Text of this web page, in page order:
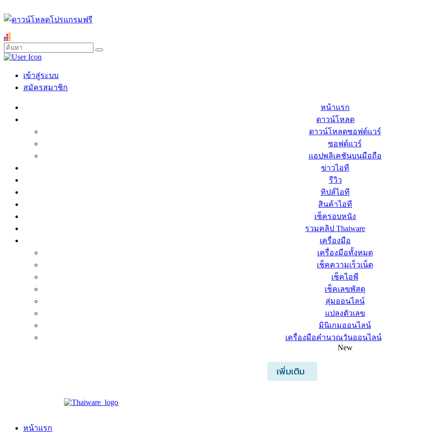
เข้าสู่ระบบ
สมัครสมาชิก
หน้าแรก
ดาวน์โหลด
ดาวน์โหลดซอฟต์แวร์
ซอฟต์แวร์
แอปพลิเคชันบนมือถือ
ข่าวไอที
รีวิว
ทิปส์ไอที
สินค้าไอที
เช็ครอบหนัง
รวมคลิป Thaiware
เครื่องมือ
เครื่องมือทั้งหมด
เช็คความเร็วเน็ต
เช็คไอพี
เช็คเลขพัสดุ
สุ่มออนไลน์
แปลงตัวเลข
มินิเกมออนไลน์
เครื่องมือคำนวณวันออนไลน์
New
เพิ่มเติม
หน้าแรก